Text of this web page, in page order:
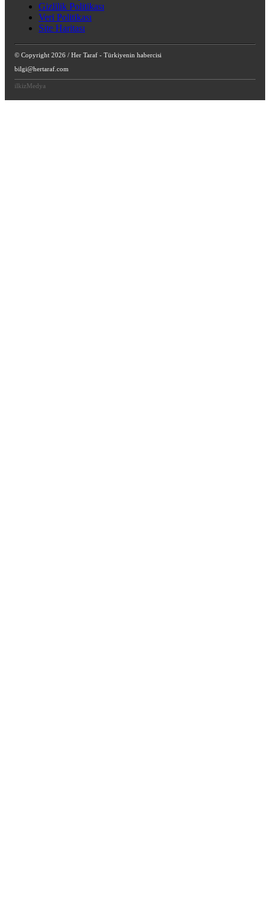
Gizlilik Politikası
Veri Politikası
Site Haritası
© Copyright 2026 / Her Taraf - Türkiyenin habercisi
bilgi@hertaraf.com
ilkizMedya